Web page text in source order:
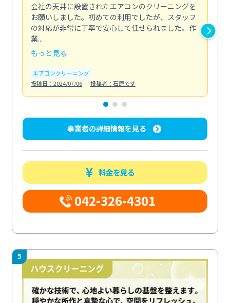
会社の天井に設置されたエアコンのクリーニングを
お願いしました。初めての利用でしたが、スタッフ
の対応が非常に丁寧で安心して任せられました。作
業...
もっと見る
エアコンクリーニング
投稿日：2024/07/06
投稿者：石原です
事業者の詳細情報を見る
料金を見る
042-326-4301
5